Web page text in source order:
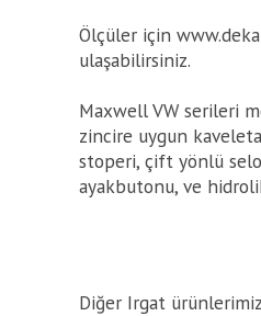
Ölçüler için
ulaşabilirsiniz.
Maxwell VW serileri
zincire uygun
stoperi, çift yönlü
ayakbutonu, ve
Diğer Irgat